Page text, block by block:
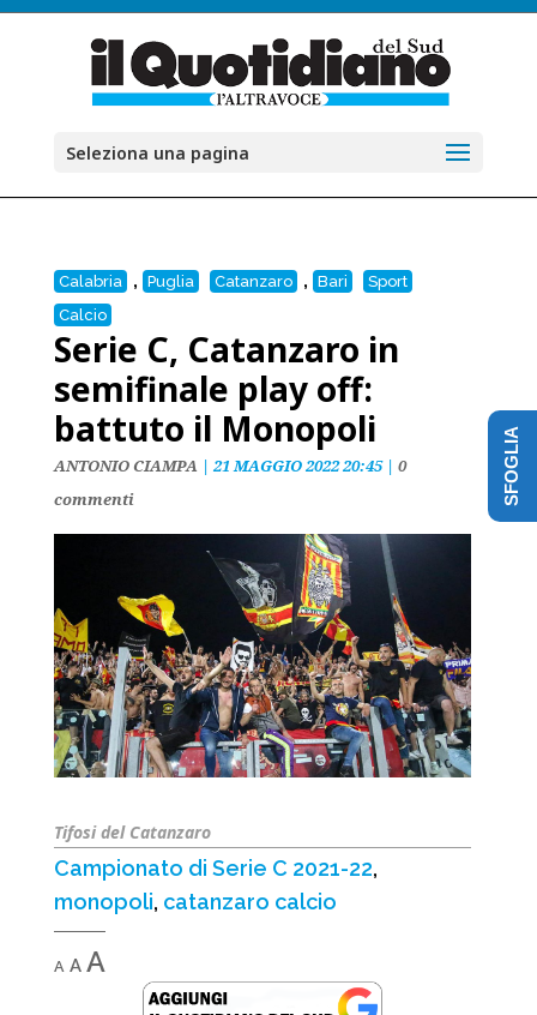
Seleziona una pagina
Calabria , Puglia Catanzaro , Bari
Sport
Calcio
Serie C, Catanzaro in
semifinale play off:
battuto il Monopoli
ANTONIO CIAMPA| 21 MAGGIO 2022 20:45| 0
commenti
Tifosi del Catanzaro
Campionato di Serie C 2021-22,
monopoli, catanzaro calcio
A
Decrease
font
A
Reset
font
AIncrease
font
SFOGLIA